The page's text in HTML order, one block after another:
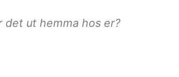
det ut hemma hos er?